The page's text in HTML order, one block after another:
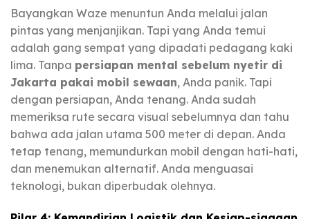
Bayangkan Waze menuntun Anda melalui jalan
pintas yang menjanjikan. Tapi yang Anda temui
adalah gang sempat yang dipadati pedagang kaki
lima. Tanpa persiapan mental sebelum nyetir di
Jakarta pakai mobil sewaan, Anda panik. Tapi
dengan persiapan, Anda tenang. Anda sudah
memeriksa rute secara visual sebelumnya dan tahu
bahwa ada jalan utama 500 meter di depan. Anda
tetap tenang, memundurkan mobil dengan hati-hati,
dan menemukan alternatif. Anda menguasai
teknologi, bukan diperbudak olehnya.